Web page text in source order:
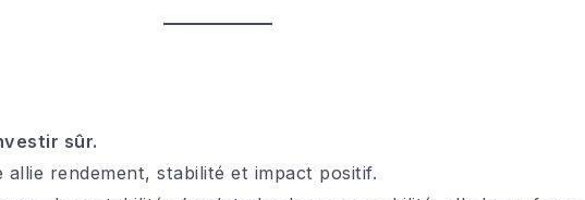
sûr.
allie rendement, stabilité et impact positif.